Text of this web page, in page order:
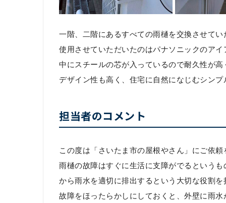
一階、二階にあるすべての雨樋を交換させてい
使用させていただいたのはパナソニックのアイ
中にスチールの芯が入っているので耐久性が
デザイン性も高く、住宅に自然になじむシン
担当者のコメント
この度は「さいたま市の屋根やさん」にご依
雨樋の故障はすぐに生活に支障がでるという
から雨水を適切に排出するという大切な役割を
故障をほったらかしにしておくと、外壁に雨